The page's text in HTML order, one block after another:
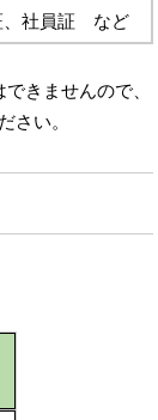
、社員証 など
きませんので、
い。